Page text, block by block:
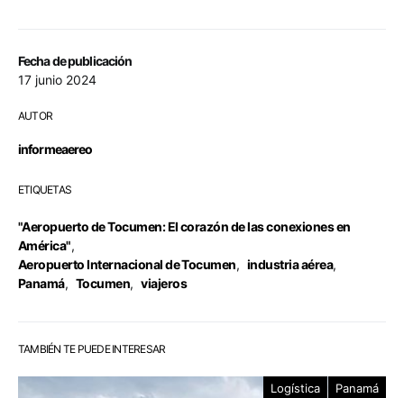
Fecha de publicación
17 junio 2024
AUTOR
informeaereo
ETIQUETAS
"Aeropuerto de Tocumen: El corazón de las conexiones en
América",
Aeropuerto Internacional de Tocumen, industria aérea,
Panamá, Tocumen, viajeros
TAMBIÉN TE PUEDE INTERESAR
Logística Panamá